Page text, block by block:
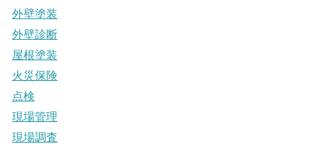
外壁塗装
外壁診断
屋根塗装
火災保険
点検
現場管理
現場調査